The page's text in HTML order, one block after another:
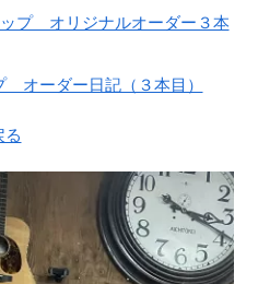
プ オリジナルオーダー３本
オーダー日記（３本目）
る